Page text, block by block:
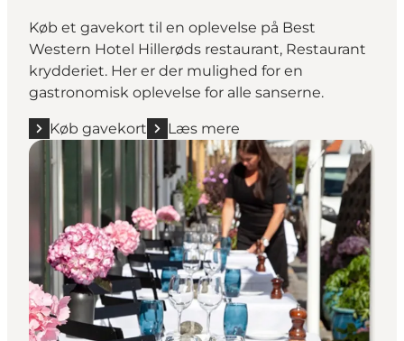
Køb et gavekort til en oplevelse på Best
Western Hotel Hillerøds restaurant, Restaurant
krydderiet. Her er der mulighed for en
gastronomisk oplevelse for alle sanserne.
Køb gavekort Læs mere